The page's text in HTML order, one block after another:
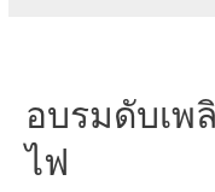
อบรมดับเพ
ไฟ